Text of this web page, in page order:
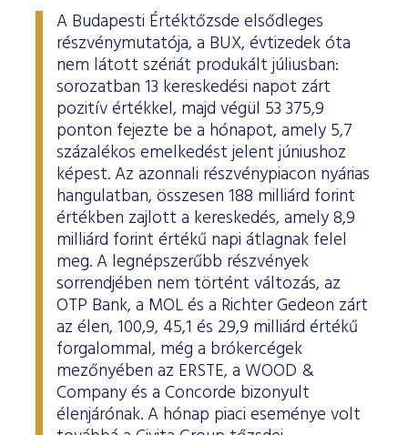
A Budapesti Értéktőzsde elsődleges
részvénymutatója, a BUX, évtizedek óta
nem látott szériát produkált júliusban:
sorozatban 13 kereskedési napot zárt
pozitív értékkel, majd végül 53 375,9
ponton fejezte be a hónapot, amely 5,7
százalékos emelkedést jelent júniushoz
képest. Az azonnali részvénypiacon nyárias
hangulatban, összesen 188 milliárd forint
értékben zajlott a kereskedés, amely 8,9
milliárd forint értékű napi átlagnak felel
meg. A legnépszerűbb részvények
sorrendjében nem történt változás, az
OTP Bank, a MOL és a Richter Gedeon zárt
az élen, 100,9, 45,1 és 29,9 milliárd értékű
forgalommal, még a brókercégek
mezőnyében az ERSTE, a WOOD &
Company és a Concorde bizonyult
élenjárónak. A hónap piaci eseménye volt